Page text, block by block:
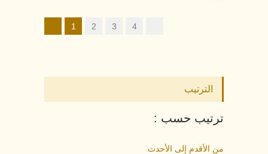
1 2 3 4
الترتيب
ترتيب حسب :
من الأقدم إلى الأحدث